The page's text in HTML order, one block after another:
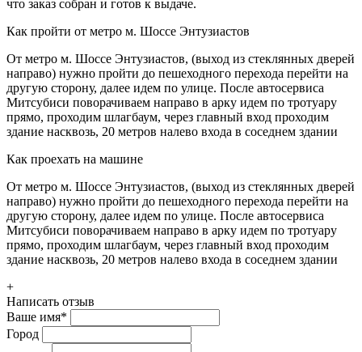
что заказ собран и готов к выдаче.
Как пройти от метро м. Шоссе Энтузиастов
От метро м. Шоссе Энтузиастов, (выход из стеклянных дверей
направо) нужно пройти до пешеходного перехода перейти на
другую сторону, далее идем по улице. После автосервиса
Митсубиси поворачиваем направо в арку идем по тротуару
прямо, проходим шлагбаум, через главный вход проходим
здание насквозь, 20 метров налево входа в соседнем здании
Как проехать на машине
От метро м. Шоссе Энтузиастов, (выход из стеклянных дверей
направо) нужно пройти до пешеходного перехода перейти на
другую сторону, далее идем по улице. После автосервиса
Митсубиси поворачиваем направо в арку идем по тротуару
прямо, проходим шлагбаум, через главный вход проходим
здание насквозь, 20 метров налево входа в соседнем здании
+
Написать отзыв
Ваше имя*
Город